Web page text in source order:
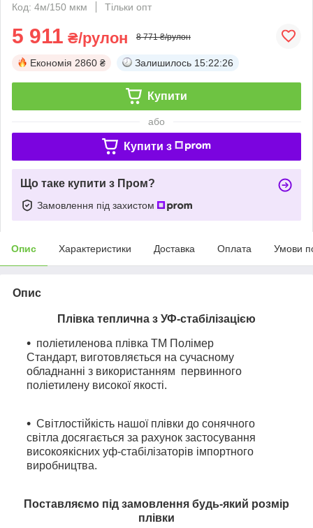
Код: 4м/150 мкм
Тільки опт
5 911 ₴/рулон 8 771 ₴/рулон
Економія 2860 ₴ Залишилось 15:22:25
Купити
або
Купити з
Що таке купити з Пром?
Замовлення під захистом
Опис Характеристики Доставка Оплата Умови
Опис
Плівка теплична з УФ-стабілізацією
поліетиленова плівка ТМ Полімер
Стандарт, виготовляється на сучасному
обладнанні з використанням первинного
поліетилену високої якості.
Світлостійкість нашої плівки до сонячного
світла досягається за рахунок застосування
високоякісних уф-стабілізаторів імпортного
виробництва.
Поставляємо під замовлення будь-який розмір
плівки